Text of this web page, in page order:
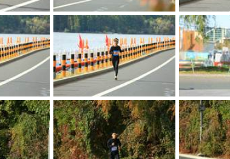
bedusQGQazj3c3QRs0uJmiXMxtCGm48wuyeq_urDmiSnWe5v04cbqrQGB_-oDG7h bedusQGQazj3c3QRs0uJmmNpvfPC0nYpDwNpUUs-pblAMaonirKRGkH8jGutuwOT
bedusQGQazj3c3QRs0uJmmc5SiHQRqjgqLmGoJotTtcUk3viI5JUP6EOsYzKco7g bedusQGQazj3c3QRs0uJmhHCUn7z-7BRmPZLpxlFi6_q-ImY4yBjPeSZXIRlmXgu